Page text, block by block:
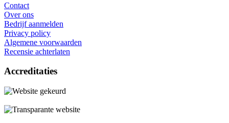
Contact
Over ons
Bedrijf aanmelden
Privacy policy
Algemene voorwaarden
Recensie achterlaten
Accreditaties